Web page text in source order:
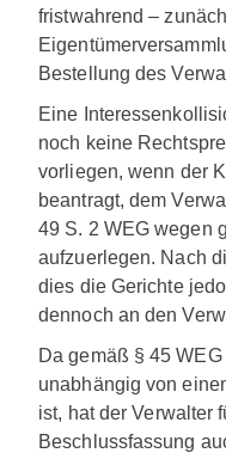
fristwahrend –
Bestellung des
Eine
noch keine
vorliegen, wenn der
beantragt, dem
49 S. 2 WEG wegen
aufzuerlegen. Nach
dies die Gerichte
dennoch an den
Da gemäß § 45
unabhängig von
ist, hat der Verwalter
Beschlussfassung